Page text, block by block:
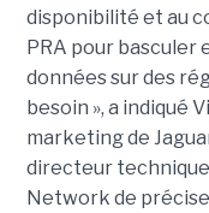
disponibilité et au
PRA pour basculer
données sur des
besoin », a indiqué
marketing de
directeur
Network de